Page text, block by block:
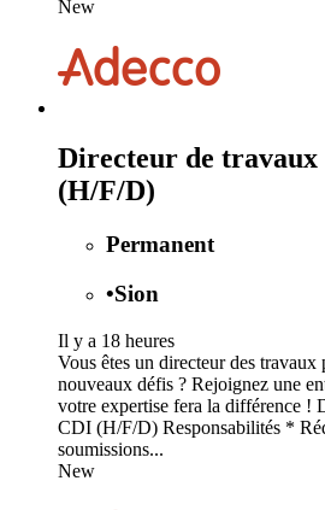
New
Directeur de
(H/F/D)
Permanent
•Sion
Il y a 18 heures
Vous êtes un directeur des travaux
nouveaux défis ? Rejoignez une
votre expertise fera la différence !
CDI (H/F/D) Responsabilités *
soumissions...
New